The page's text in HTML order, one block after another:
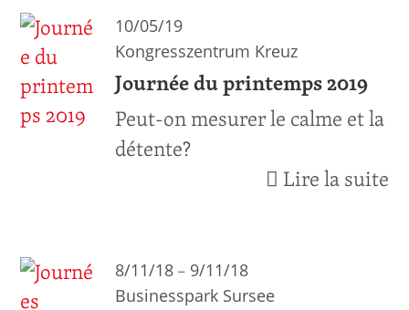
10/05/19
Kongresszentrum Kreuz
Journée du printemps 2019
Peut-on mesurer le calme et la
détente?
Lire la suite
8/11/18 – 9/11/18
Businesspark Sursee